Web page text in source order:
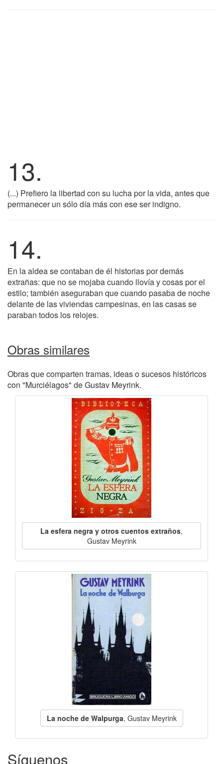
13.
(...) Prefiero la libertad con su lucha por la vida, antes que
permanecer un sólo día más con ese ser indigno.
14.
En la aldea se contaban de él historias por demás
extrañas: que no se mojaba cuando llovía y cosas por el
estilo; también aseguraban que cuando pasaba de noche
delante de las viviendas campesinas, en las casas se
paraban todos los relojes.
Obras similares
Obras que comparten tramas, ideas o sucesos históricos
con "Murciélagos" de Gustav Meyrink.
La esfera negra y otros cuentos extraños,
Gustav Meyrink
La noche de Walpurga, Gustav Meyrink
Síguenos